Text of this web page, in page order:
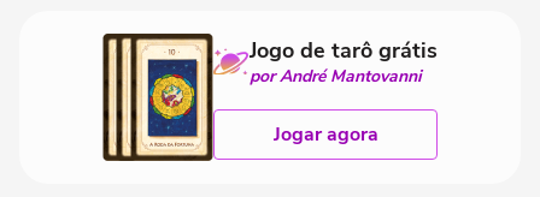
Jogo de tarô grátis
por André Mantovanni
Jogar agora